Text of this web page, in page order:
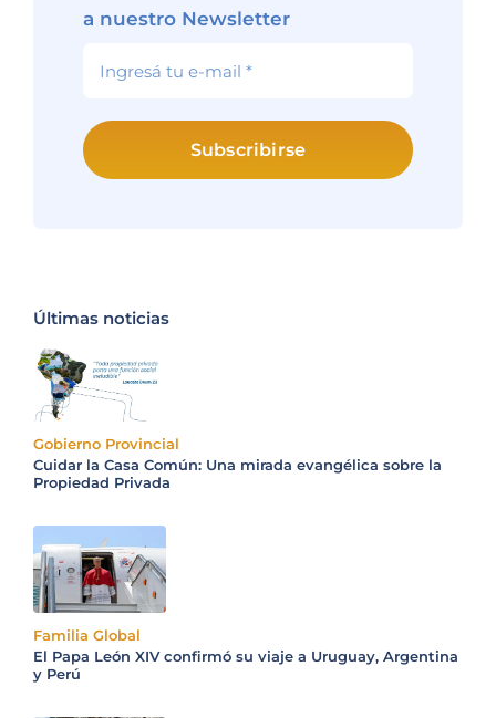
a nuestro Newsletter
Subscribirse
Últimas noticias
Gobierno Provincial
Cuidar la Casa Común: Una mirada evangélica sobre la
Propiedad Privada
Familia Global
El Papa León XIV confirmó su viaje a Uruguay, Argentina
y Perú